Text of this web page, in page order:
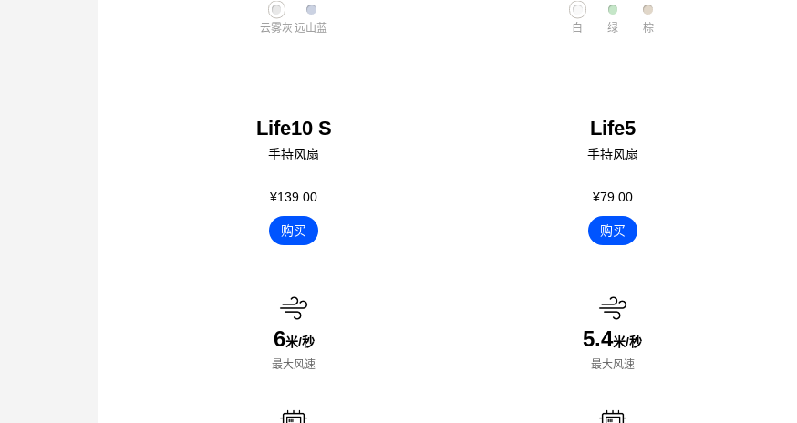
云雾灰 远山蓝
Life10 S
手持风扇
¥139.00
购买
6米/秒
最大风速
白 绿 棕
Life5
手持风扇
¥79.00
购买
5.4米/秒
最大风速